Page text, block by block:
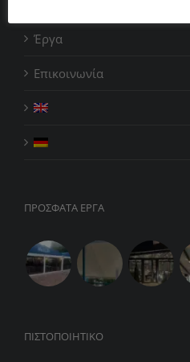
Έργα
Επικοινωνία
ΠΡΟΣΦΑΤΑ ΕΡΓΑ
ΠΙΣΤΟΠΟΙΗΤΙΚΌ